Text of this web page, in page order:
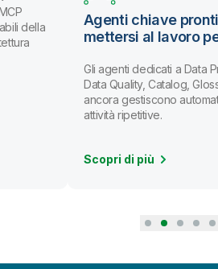
della
Agenti chiave
mettersi al lavoro
Gli agenti dedicati a Data
Data Quality, Catalog,
ancora gestiscono
attività ripetitive.
Scopri di più